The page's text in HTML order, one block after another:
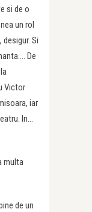
si de o
un rol
Si
De
Victor
iar
In…
multa
de un